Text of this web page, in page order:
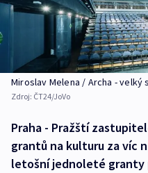
Miroslav Melena / Archa - velký
Zdroj: ČT24/JoVo
Praha - Pražští
grantů na kulturu za víc
letošní jednoleté granty